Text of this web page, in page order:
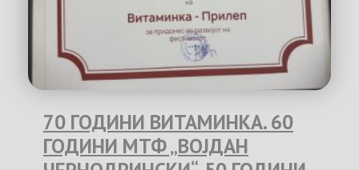
70 ГОДИНИ ВИТАМИНКА. 60
ГОДИНИ МТФ „ВОЈДАН